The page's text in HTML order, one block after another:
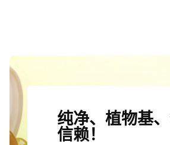
纯净、植物基
信赖！